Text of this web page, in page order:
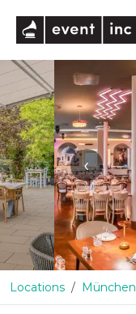
‹
Locations München